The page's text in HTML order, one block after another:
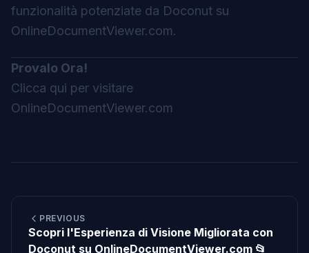
funzionalità potenziate da Doconut su
OnlineDocumentViewer.com.
Provalo Ora!
Clicca qui per visitare
OnlineDocumentViewer.com
PREVIOUS
Scopri l'Esperienza di Visione Migliorata con
Doconut su OnlineDocumentViewer.com 📂